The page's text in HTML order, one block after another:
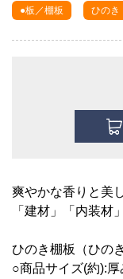
●板／棚板 ひのき
爽やかな香りと美
「建材」「内装材
ひのき棚板（ひの
○商品サイズ(約):厚